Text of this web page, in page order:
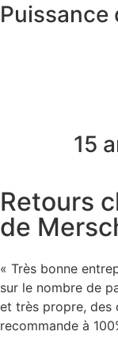
Puissance
15
Retours
de
« Très bonne
sur le nombre de
et très propre, des
recommande à